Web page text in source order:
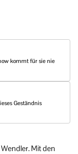
kommt für sie nie
Geständnis
Mit den